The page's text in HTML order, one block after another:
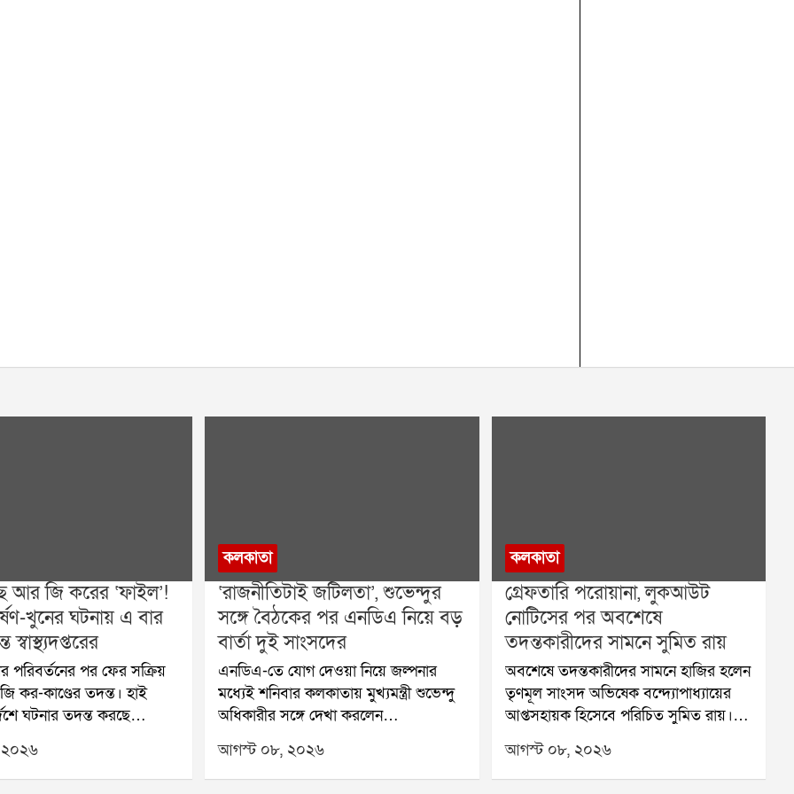
আর জি করের ‘ফাইল’!
খুনের ঘটনায় এ বার
পরিবর্তনের পর ফের সক্রিয়
কর-কাণ্ডের তদন্ত। হাই
ঘটনার তদন্ত করছে
মধ্যেই পৃথক ভাবে ঘটনার
দেখার সিদ্ধান্ত নিয়েছে
শনিবার স্বাস্থ্যদপ্তরে
কলকাতা
‘রাজনীতিটাই জটিলতা’, শুভেন্দুর
সঙ্গে বৈঠকের পর এনডিএ নিয়ে বড়
বার্তা দুই সাংসদের
এনডিএ-তে যোগ দেওয়া নিয়ে জল্পনার
মধ্যেই শনিবার কলকাতায় মুখ্যমন্ত্রী শুভেন্দু
অধিকারীর সঙ্গে দেখা করলেন
এনসিপিআইয়ের দুই সাংসদ আবু তাহের ও
খলিলুর রহমান। বৈঠকের পর এনডিএ নিয়ে
তাঁদের অবস্থানও স্পষ্ট করেছেন তাঁরা। আবু
আগস্ট ০৮, ২০২৬
কলকাতা
গ্রেফতারি পরোয়ানা, লুকআউট
নোটিসের পর অবশেষে
তদন্তকারীদের সামনে সুমিত রায়
অবশেষে তদন্তকারীদের সামনে হাজির হলেন
তৃণমূল সাংসদ অভিষেক বন্দ্যোপাধ্যায়ের
আপ্তসহায়ক হিসেবে পরিচিত সুমিত রায়।
শনিবার সকাল ৯টা ৫৪ মিনিট নাগাদ ভবানী
ভবনে পৌঁছন তিনি। পশ্চিম মেদিনীপুরের
শালবনি জমি প্রতারণা মামলায় তাঁকে
আগস্ট ০৮, ২০২৬